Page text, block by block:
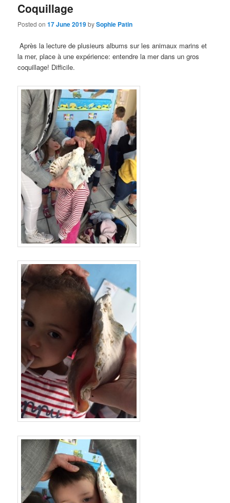
Coquillage
Posted on17 June 2019bySophie Patin
Après la lecture de plusieurs albums sur les animaux marins et
la mer, place à une expérience: entendre la mer dans un gros
coquillage! Difficile.